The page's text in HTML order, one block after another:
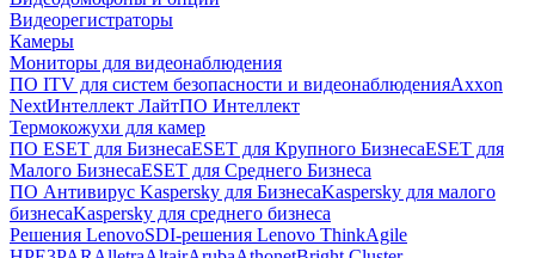
Видеорегистраторы
Камеры
Мониторы для видеонаблюдения
ПО ITV для систем безопасности и видеонаблюденияAxxon
NextИнтеллект ЛайтПО Интеллект
Термокожухи для камер
ПО ESET для БизнесаESET для Крупного БизнесаESET для
Малого БизнесаESET для Среднего Бизнеса
ПО Антивирус Kaspersky для БизнесаKaspersky для малого
бизнесаKaspersky для среднего бизнеса
Решения LenovoSDI-решения Lenovo ThinkAgile